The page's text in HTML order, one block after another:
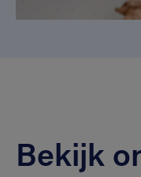
Bekijk